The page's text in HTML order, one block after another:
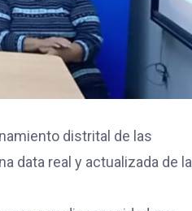
distrital de las
data real y actualizada de la